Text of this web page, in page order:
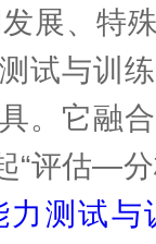
、特殊
试与训
。它融
“评估—
力测试与